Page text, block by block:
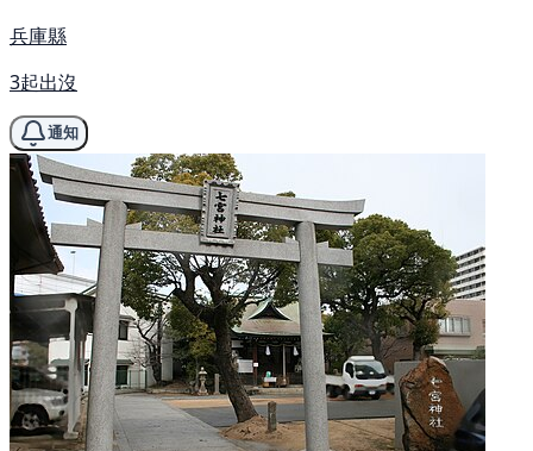
兵庫縣
3起出沒
通知